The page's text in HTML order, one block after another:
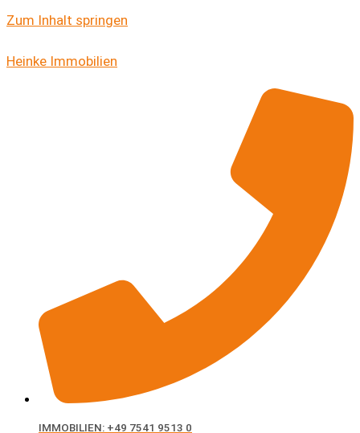
Zum Inhalt springen
Heinke Immobilien
IMMOBILIEN: +49 7541 9513 0